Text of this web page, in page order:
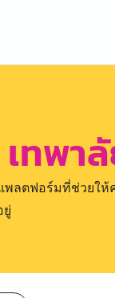
ทพา
พลตฟอร์มที่ช่วยให้
ยู่